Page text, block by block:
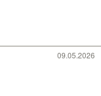
09.05.2026